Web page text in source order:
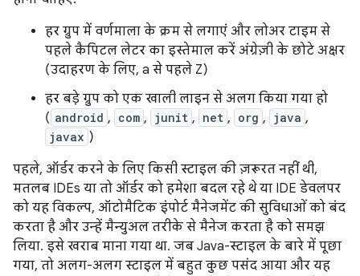
हर ग्रुप में वर्णमाला के क्रम से लगाएं और लोअर टाइम से
पहले कैपिटल लेटर का इस्तेमाल करें अंग्रेज़ी के छोटे अक्षर
(उदाहरण के लिए, a से पहले Z)
हर बड़े ग्रुप को एक खाली लाइन से अलग किया गया हो
( android , com , junit , net , org , java ,
javax )
पहले, ऑर्डर करने के लिए किसी स्टाइल की ज़रूरत नहीं थी,
मतलब IDEs या तो ऑर्डर को हमेशा बदल रहे थे या IDE डेवलपर
को यह विकल्प, ऑटोमैटिक इंपोर्ट मैनेजमेंट की सुविधाओं को बंद
करता है और उन्हें मैन्युअल तरीके से मैनेज करता है को समझ
लिया. इसे खराब माना गया था. जब Java-स्टाइल के बारे में पूछा
गया, तो अलग-अलग स्टाइल में बहुत कुछ पसंद आया और यह